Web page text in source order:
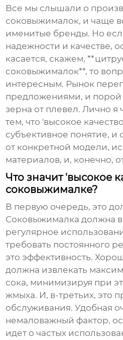
Все мы слышали о
соковыжималок, и чаще
именитые бренды. Но
надежности и качестве,
касается, скажем,
соковыжималок**, то
интересным. Рынок
предложениями, и порой
зерна от плевел. Лично я
тем, что 'высокое
субъективное понятие, и
от конкретной модели,
материалов, и, конечно,
Что значит 'высокое
соковыжималке?
В первую очередь, это
Соковыжималка должна
регулярное
требовать постоянного
это эффективность.
должна извлекать
сока, минимизируя при
жмыха. И, в-третьих, это
обслуживания. Удобная
немаловажный фактор,
идет о частых